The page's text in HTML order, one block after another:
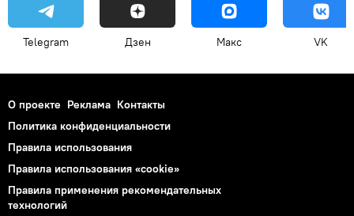
Telegram Дзен Макс VK
О проекте Реклама Контакты
Политика конфиденциальности
Правила использования
Правила использования «cookie»
Правила применения рекомендательных
технологий